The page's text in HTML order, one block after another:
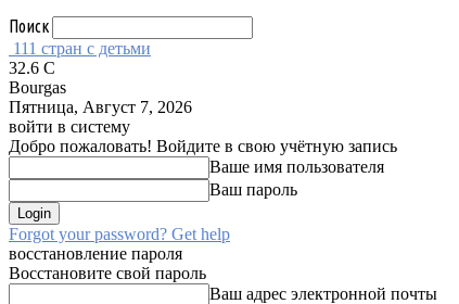
Поиск
111 стран с детьми
32.6 C
Bourgas
Пятница, Август 7, 2026
войти в систему
Добро пожаловать! Войдите в свою учётную запись
Ваше имя пользователя
Ваш пароль
Forgot your password? Get help
восстановление пароля
Восстановите свой пароль
Ваш адрес электронной почты